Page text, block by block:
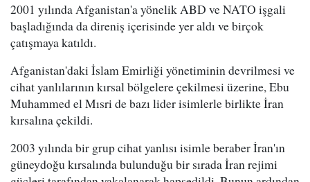
2001 yılında Afganistan'a yönelik ABD ve NATO işgali
başladığında da direniş içerisinde yer aldı ve birçok
çatışmaya katıldı.
Afganistan'daki İslam Emirliği yönetiminin devrilmesi ve
cihat yanlılarının kırsal bölgelere çekilmesi üzerine, Ebu
Muhammed el Mısri de bazı lider isimlerle birlikte İran
kırsalına çekildi.
2003 yılında bir grup cihat yanlısı isimle beraber İran'ın
güneydoğu kırsalında bulunduğu bir sırada İran rejimi